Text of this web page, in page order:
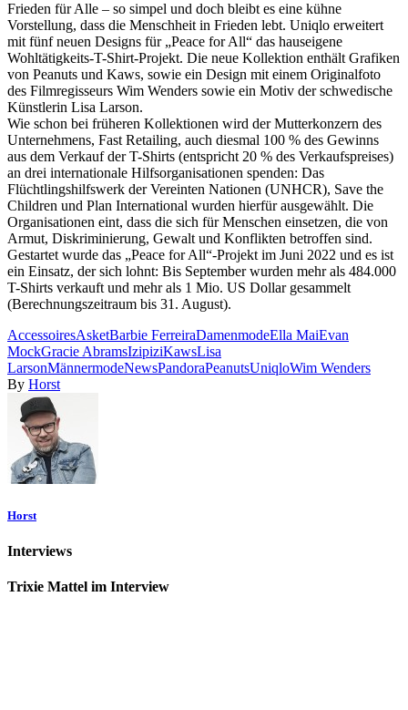
Frieden für Alle – so simpel und doch bleibt es eine kühne
Vorstellung, dass die Menschheit in Frieden lebt. Uniqlo erweitert
mit fünf neuen Designs für „Peace for All“ das hauseigene
Wohltätigkeits-T-Shirt-Projekt. Die neue Kollektion enthält Grafiken
von Peanuts und Kaws, sowie ein Design mit einem Originalfoto
des Filmregisseurs Wim Wenders sowie ein Motiv der schwedische
Künstlerin Lisa Larson.
Wie schon bei früheren Kollektionen wird der Mutterkonzern des
Unternehmens, Fast Retailing, auch diesmal 100 % des Gewinns
aus dem Verkauf der T-Shirts (entspricht 20 % des Verkaufspreises)
an drei internationale Hilfsorganisationen spenden: Das
Flüchtlingshilfswerk der Vereinten Nationen (UNHCR), Save the
Children und Plan International wurden hierfür ausgewählt. Die
Organisationen eint, dass die sich für Menschen einsetzen, die von
Armut, Diskriminierung, Gewalt und Konflikten betroffen sind.
Gestartet wurde das „Peace for All“-Projekt im Juni 2022 und es ist
ein Einsatz, der sich lohnt: Bis September wurden mehr als 484.000
T-Shirts verkauft und mehr als 1 Mio. US Dollar gesammelt
(Berechnungszeitraum bis 31. August).
AccessoiresAsketBarbie FerreiraDamenmodeElla MaiEvan
MockGracie AbramsIzipiziKawsLisa
LarsonMännermodeNewsPandoraPeanutsUniqloWim Wenders
By Horst
Horst
Interviews
Trixie Mattel im Interview